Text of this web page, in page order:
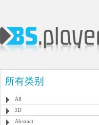
所有类别
All
3D
Abstract